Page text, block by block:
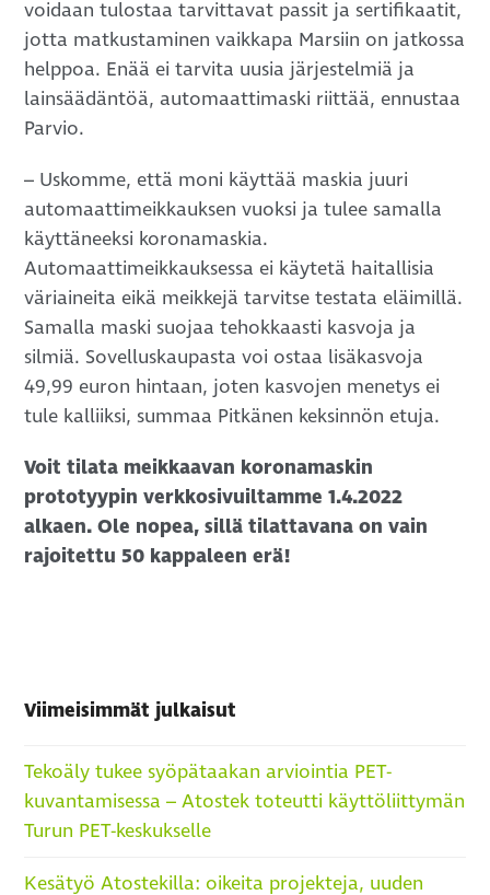
voidaan tulostaa tarvittavat passit ja sertifikaatit,
jotta matkustaminen vaikkapa Marsiin on jatkossa
helppoa. Enää ei tarvita uusia järjestelmiä ja
lainsäädäntöä, automaattimaski riittää, ennustaa
Parvio.
– Uskomme, että moni käyttää maskia juuri
automaattimeikkauksen vuoksi ja tulee samalla
käyttäneeksi koronamaskia.
Automaattimeikkauksessa ei käytetä haitallisia
väriaineita eikä meikkejä tarvitse testata eläimillä.
Samalla maski suojaa tehokkaasti kasvoja ja
silmiä. Sovelluskaupasta voi ostaa lisäkasvoja
49,99 euron hintaan, joten kasvojen menetys ei
tule kalliiksi, summaa Pitkänen keksinnön etuja.
Voit tilata meikkaavan koronamaskin
prototyypin verkkosivuiltamme 1.4.2022
alkaen. Ole nopea, sillä tilattavana on vain
rajoitettu 50 kappaleen erä!
Viimeisimmät julkaisut
Tekoäly tukee syöpätaakan arviointia PET-
kuvantamisessa – Atostek toteutti käyttöliittymän
Turun PET-keskukselle
Kesätyö Atostekilla: oikeita projekteja, uuden